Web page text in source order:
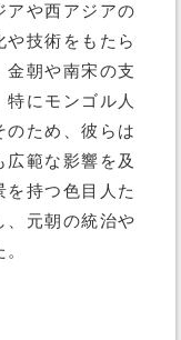
アや西アジアの
技術をもたら
金朝や南宋の支
にモンゴル人
のため、彼らは
範な影響を及
持つ色目人た
、元朝の統治や